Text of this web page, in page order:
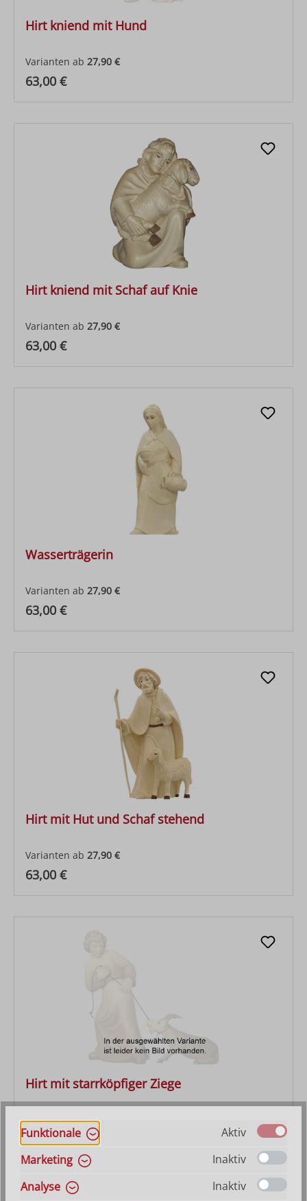
Hirt kniend mit Hund
Varianten ab 27,90 €
Regulärer Preis:
63,00 €
Hirt kniend mit Schaf auf Knie
Varianten ab 27,90 €
Regulärer Preis:
63,00 €
Wasserträgerin
Varianten ab 27,90 €
Regulärer Preis:
63,00 €
Hirt mit Hut und Schaf stehend
Varianten ab 27,90 €
Regulärer Preis:
63,00 €
Hirt mit starrköpfiger Ziege
Varianten ab46,60 €
Regulärer Preis:
107,00 €
Funktionale
Aktiv
Marketing
Inaktiv
Analyse
Inaktiv